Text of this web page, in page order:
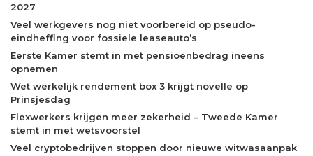
2027
Veel werkgevers nog niet voorbereid op pseudo-
eindheffing voor fossiele leaseauto’s
Eerste Kamer stemt in met pensioenbedrag ineens
opnemen
Wet werkelijk rendement box 3 krijgt novelle op
Prinsjesdag
Flexwerkers krijgen meer zekerheid – Tweede Kamer
stemt in met wetsvoorstel
Veel cryptobedrijven stoppen door nieuwe witwasaanpak